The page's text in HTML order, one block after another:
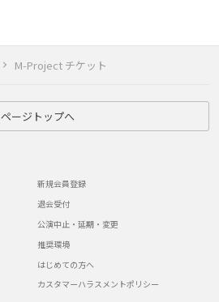
M-Project チケット
ページトップへ
新規会員登録
退会受付
公演中止・延期・変更
推奨環境
はじめての方へ
カスタマーハラスメントポリシー